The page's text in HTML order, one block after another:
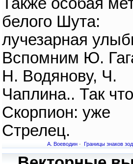
белого Шута:
лучезарная
Вспомним Ю.
Н. Водянову, Ч.
Чаплина.. Так
Скорпион: уже
Стрелец.
А. Воеводин · Границы знаков